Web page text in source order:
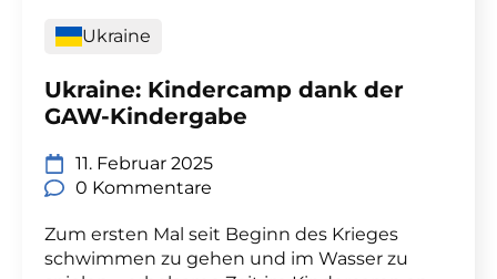
Ukraine
Ukraine: Kindercamp dank der
GAW-Kindergabe
11. Februar 2025
0 Kommentare
Zum ersten Mal seit Beginn des Krieges
schwimmen zu gehen und im Wasser zu